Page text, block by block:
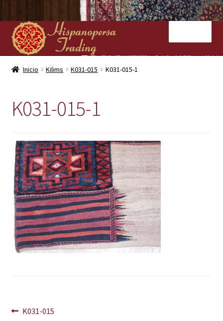
Ir
a
la
navegación
Ir
al
contenido
Inicio
Kilims
Contacto
Inicio Kilims K031-015 K031-015-1
K031-015-1
Navegación
Anterior:
K031-015